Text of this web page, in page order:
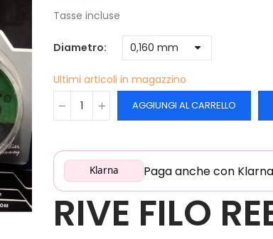
Tasse incluse
Diametro
Ultimi articoli in magazzino
AGGIUNGI AL CARRELLO
Klarna Paga anche con
RIVE FILO